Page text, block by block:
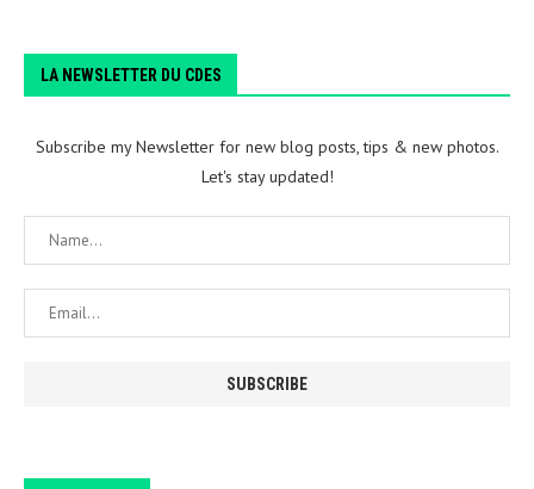
LA NEWSLETTER DU CDES
Subscribe my Newsletter for new blog posts, tips & new photos.
Let's stay updated!